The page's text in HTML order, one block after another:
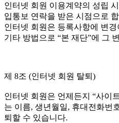
인터넷 회원 이용계약의 성립
입통보 연락을 받은 시점으로
인터넷 회원은 등록사항에 변
기타 방법으로 “본 재단”에 그
제 8조 (인터넷 회원 탈퇴)
인터넷 회원은 언제든지 “사이
는 이름, 생년월일, 휴대전화번
퇴할 수 있습니다.